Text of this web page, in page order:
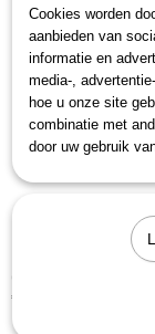
Gedore 1 B 24
€ 18,90
Cookies worden
aanbieden van
informatie en
media-,
hoe u onze site
combinatie met
door uw gebruik